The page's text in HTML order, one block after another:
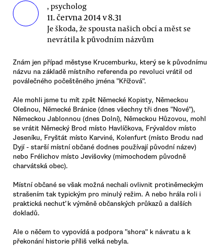
, psycholog
11. června 2014 v 8.31
Je škoda, že spousta našich obcí a měst se
nevrátila k původním názvům
Znám jen případ městyse Krucemburku, který se k původnímu
názvu na základě místního referenda po revoluci vrátil od
poválečného počeštěného jména "Křížová".
Ale mohli jsme tu mít zpět Německé Kopisty, Německou
Olešnou, Německé Bránice (dnes všechny tři dnes "Nové"),
Německou Jablonnou (dnes Dolní), Německou Hůzovou, mohl
se vrátit Německý Brod místo Havlíčkova, Frývaldov místo
Jeseníku, Fryštát místo Karviné, Kolenfurt (místo Brodu nad
Dyjí - starší místní občané dodnes používají původní název)
nebo Frélichov místo Jevišovky (mimochodem původně
charvátská obec).
Místní občané se však možná nechali ovlivnit protiněmeckým
strašením tak typickým pro minulý režim. A nebo hrála roli i
praktická nechuť k výměně občanských průkazů a dalších
dokladů.
Ale o něčem to vypovídá a podpora "shora" k návratu a k
překonání historie příliš velká nebyla.